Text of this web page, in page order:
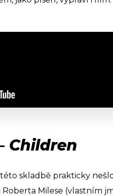
Children
skladbě prakticky
Milese (vlastním